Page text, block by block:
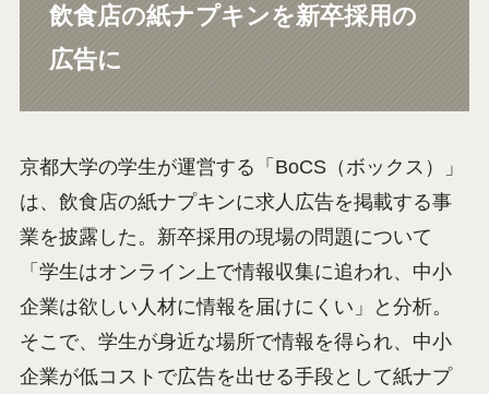
飲食店の紙ナプキンを新卒採用の
広告に
京都大学の学生が運営する「BoCS（ボックス）」
は、飲食店の紙ナプキンに求人広告を掲載する事
業を披露した。新卒採用の現場の問題について
「学生はオンライン上で情報収集に追われ、中小
企業は欲しい人材に情報を届けにくい」と分析。
そこで、学生が身近な場所で情報を得られ、中小
企業が低コストで広告を出せる手段として紙ナプ